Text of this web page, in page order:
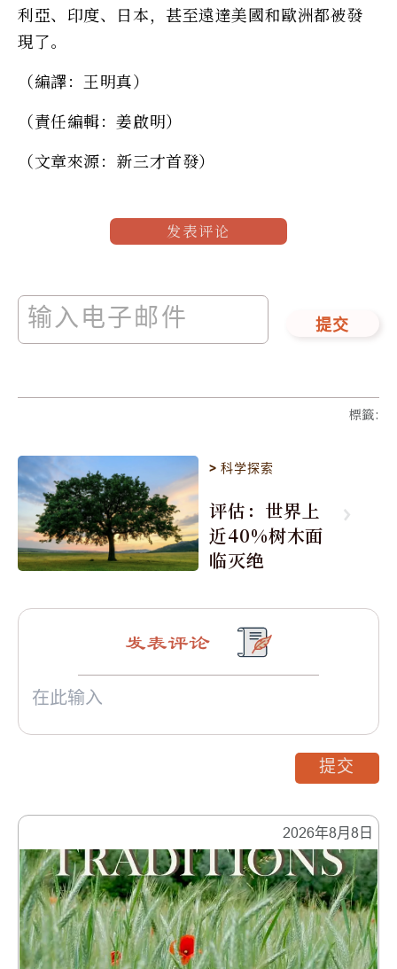
利亞、印度、日本，甚至遠達美國和歐洲都被發
現了。
（編譯：王明真）
（責任編輯：姜啟明）
（文章來源：新三才首發）
发表评论
提交
標籤:
>科学探索
评估：世界上
近40%树木面
临灭绝
2026年8月8日
发表评论
提交